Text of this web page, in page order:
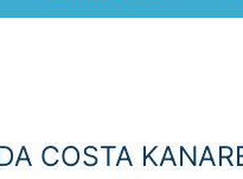
COSTA